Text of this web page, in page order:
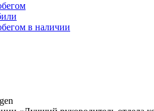
в наличии